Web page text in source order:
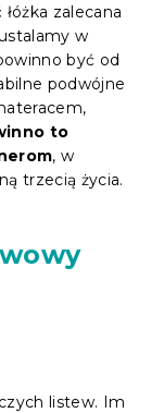
zalecana
w
być od
podwójne
to
, w
trzecią życia.
listew. Im